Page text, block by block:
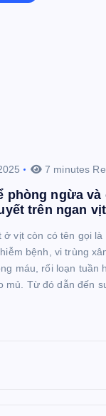
7 minutes
phòng ngừa
trên ngan
ở vịt còn có tên gọi
bệnh, vi trùng
máu, rối loạn tuần
mủ. Từ đó dẫn đến